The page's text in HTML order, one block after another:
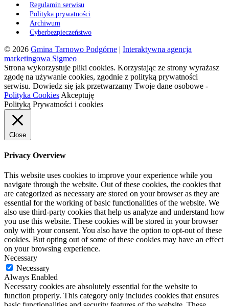
Regulamin serwisu
Polityka prywatności
Archiwum
Cyberbezpieczeństwo
© 2026 Gmina Tarnowo Podgórne | Interaktywna agencja
marketingowa Sigmeo
Strona wykorzystuje pliki cookies. Korzystając ze strony wyrażasz
zgodę na używanie cookies, zgodnie z polityką prywatności
serwisu. Dowiedz się jak przetwarzamy Twoje dane osobowe -
Polityka Cookies Akceptuję
Polityką Prywatności i cookies
Close
Privacy Overview
This website uses cookies to improve your experience while you
navigate through the website. Out of these cookies, the cookies that
are categorized as necessary are stored on your browser as they are
essential for the working of basic functionalities of the website. We
also use third-party cookies that help us analyze and understand how
you use this website. These cookies will be stored in your browser
only with your consent. You also have the option to opt-out of these
cookies. But opting out of some of these cookies may have an effect
on your browsing experience.
Necessary
Necessary
Always Enabled
Necessary cookies are absolutely essential for the website to
function properly. This category only includes cookies that ensures